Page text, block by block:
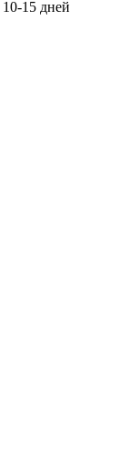
10-15 дней